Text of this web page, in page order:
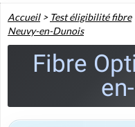
Accueil> Test éligibilité fibre
Neuvy-en-Dunois
Fibre